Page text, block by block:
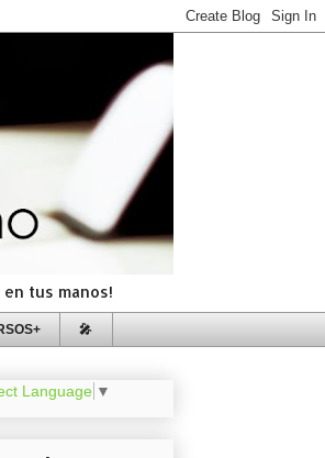
tus manos!
🎤
Language ▼